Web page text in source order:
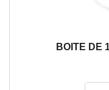
BOITE DE